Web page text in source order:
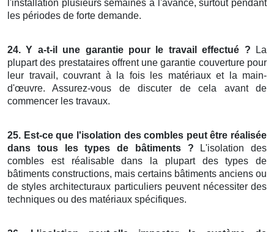
l'installation plusieurs semaines à l'avance, surtout pendant
les périodes de forte demande.
24. Y a-t-il une garantie pour le travail effectué ? La
plupart des prestataires offrent une garantie couverture pour
leur travail, couvrant à la fois les matériaux et la main-
d'œuvre. Assurez-vous de discuter de cela avant de
commencer les travaux.
25. Est-ce que l'isolation des combles peut être réalisée
dans tous les types de bâtiments ? L'isolation des
combles est réalisable dans la plupart des types de
bâtiments constructions, mais certains bâtiments anciens ou
de styles architecturaux particuliers peuvent nécessiter des
techniques ou des matériaux spécifiques.